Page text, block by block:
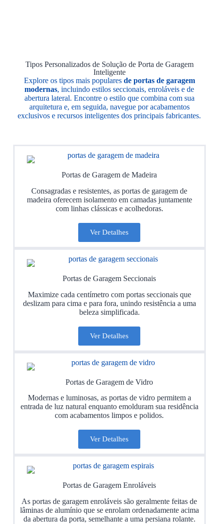
Tipos Personalizados de Solução de Porta de Garagem
Inteligente
Explore os tipos mais populares de portas de garagem
modernas, incluindo estilos seccionais, enroláveis e de
abertura lateral. Encontre o estilo que combina com sua
arquitetura e, em seguida, navegue por acabamentos
exclusivos e recursos inteligentes dos principais fabricantes.
Portas de Garagem de Madeira
Consagradas e resistentes, as portas de garagem de
madeira oferecem isolamento em camadas juntamente
com linhas clássicas e acolhedoras.
Ver Detalhes
Portas de Garagem Seccionais
Maximize cada centímetro com portas seccionais que
deslizam para cima e para fora, unindo resistência a uma
beleza simplificada.
Ver Detalhes
Portas de Garagem de Vidro
Modernas e luminosas, as portas de vidro permitem a
entrada de luz natural enquanto emolduram sua residência
com acabamentos limpos e polidos.
Ver Detalhes
Portas de Garagem Enroláveis
As portas de garagem enroláveis são geralmente feitas de
lâminas de alumínio que se enrolam ordenadamente acima
da abertura da porta, semelhante a uma persiana rolante.